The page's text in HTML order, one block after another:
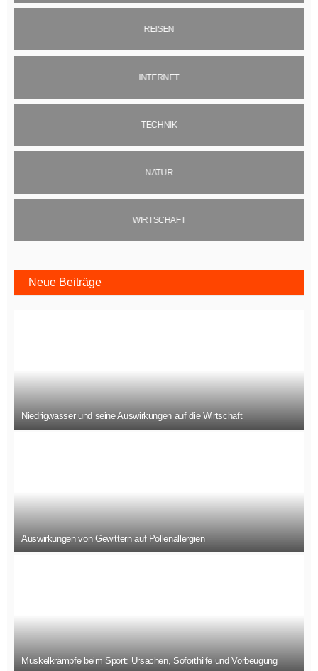
REISEN
INTERNET
TECHNIK
NATUR
WIRTSCHAFT
Neue Beiträge
Niedrigwasser und seine Auswirkungen auf die Wirtschaft
Auswirkungen von Gewittern auf Pollenallergien
Muskelkrämpfe beim Sport: Ursachen, Soforthilfe und Vorbeugung